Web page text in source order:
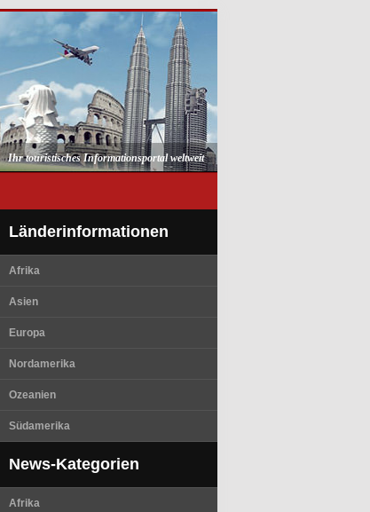
Ihr touristisches Informationsportal weltweit
Länderinformationen
Afrika
Asien
Europa
Nordamerika
Ozeanien
Südamerika
News-Kategorien
Afrika